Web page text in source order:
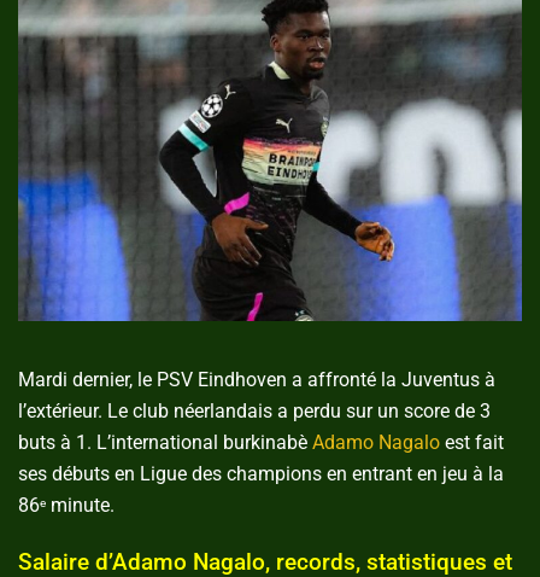
Mardi dernier, le PSV Eindhoven a affronté la Juventus à
l’extérieur. Le club néerlandais a perdu sur un score de 3
buts à 1. L’international burkinabè Adamo Nagalo est fait
ses débuts en Ligue des champions en entrant en jeu à la
86e minute.
Salaire d’Adamo Nagalo, records, statistiques et